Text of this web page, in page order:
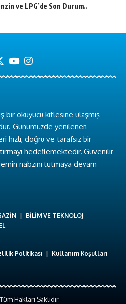
ve LPG’de Son Durum..
bir okuyucu kitlesine ulaşmış
Günümüzde yenilenen
hızlı, doğru ve tarafsız bir
hedeflemektedir. Güvenilir
nabzını tutmaya devam
BİLİM VE TEKNOLOJİ
Politikası
Kullanım Koşulları
Hakları Saklıdır.